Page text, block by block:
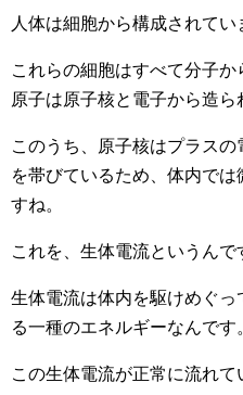
人体は細胞から構成されてい
これらの細胞はすべて分子か
原子は原子核と電子から造ら
このうち、原子核はプラス
を帯びているため、体内で
すね。
これを、生体電流というんで
生体電流は体内を駆けめぐ
る一種のエネルギーなんです
この生体電流が正常に流れて